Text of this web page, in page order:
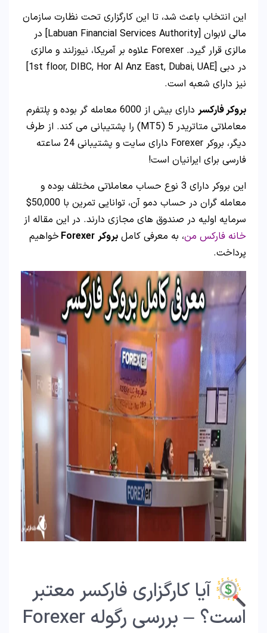
این انتخاب باعث شد، تا این کارگزاری تحت نظارت سازمان
مالی لابوان [Labuan Financial Services Authority] در
مالزی قرار گیرد. Forexer علاوه بر آمریکا، نیوزلند و مالزی
در دبی [1st floor, DIBC, Hor Al Anz East, Dubai, UAE]
نیز دارای شعبه است.
بروکر فارکسر
دارای بیش از 6000 معامله گر بوده و پلتفرم
معاملاتی متاتریدر 5 (MT5) را پشتیبانی می کند. از طرف
دیگر، بروکر Forexer دارای سایت و پشتیبانی 24 ساعته
فارسی برای ایرانیان است!
این بروکر دارای 3 نوع حساب معاملاتی مختلف بوده و
معامله گران در حساب دمو آن، توانایی تمرین با 50,000$
سرمایه اولیه در صندوق های مجازی دارند. در این مقاله از
خانه فارکس من، به معرفی کامل بروکر Forexer خواهیم
پرداخت.
آیا کارگزاری فارکسر معتبر
است؟ – بررسی رگوله Forexer